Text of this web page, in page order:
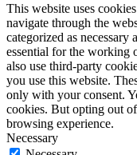
This website uses
navigate through the
categorized as necessary
essential for the working
also use third-party
you use this website.
only with your consent.
cookies. But opting out
browsing experience.
Necessary